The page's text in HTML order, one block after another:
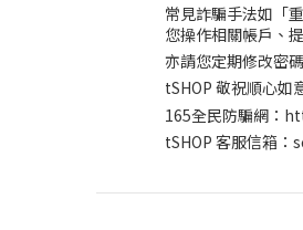
常見詐騙手法如「
您操作相關帳戶、
亦請您定期修改密
tSHOP 敬祝順心如
165全民防騙網：
tSHOP 客服信箱